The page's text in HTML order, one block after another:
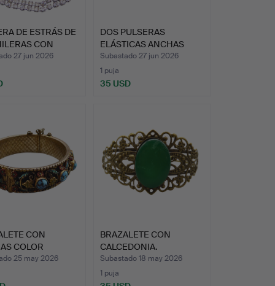
DE ESTRÁS DE
CON
27 jun 2026
DOS PULSERAS
ELÁSTICAS ANCHAS
CON ASTILLAS…
Subastado 27 jun 2026
1 puja
35 USD
CON
COLOR
25 may 2026
BRAZALETE CON
CALCEDONIA.
Subastado 18 may 2026
1 puja